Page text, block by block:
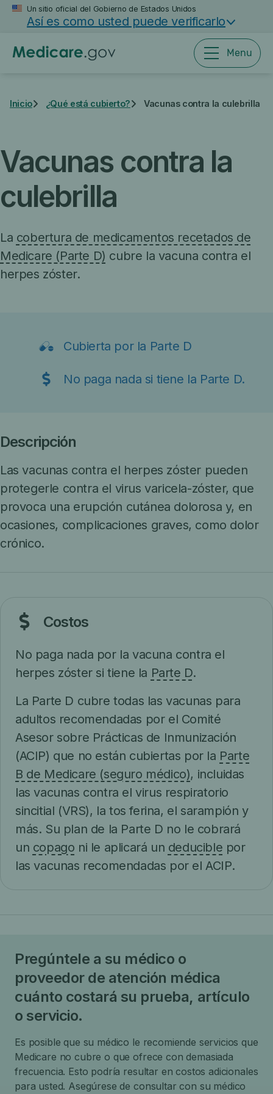
Saltar
principal
Un sitio oficial del Gobierno de Estados Unidos
Así es como usted puede verificarlo
Menu
Inicio ¿Qué está cubierto? Vacunas contra la culebrilla
Vacunas contra la
culebrilla
La cobertura de medicamentos recetados de
Medicare (Parte D) cubre la vacuna contra el
herpes zóster.
Cubierta por la Parte D
No paga nada si tiene la Parte D.
Descripción
Las vacunas contra el herpes zóster pueden
protegerle contra el virus varicela-zóster, que
provoca una erupción cutánea dolorosa y, en
ocasiones, complicaciones graves, como dolor
crónico.
Costos
No paga nada por la vacuna contra el
herpes zóster si tiene la Parte D.
La Parte D cubre todas las vacunas para
adultos recomendadas por el Comité
Asesor sobre Prácticas de Inmunización
(ACIP) que no están cubiertas por la Parte
B de Medicare (seguro médico), incluidas
las vacunas contra el virus respiratorio
sincitial (VRS), la tos ferina, el sarampión y
más. Su plan de la Parte D no le cobrará
un copago ni le aplicará un deducible por
las vacunas recomendadas por el ACIP.
Pregúntele a su médico o
proveedor de atención médica
cuánto costará su prueba, artículo
o servicio.
Es posible que su médico le recomiende servicios que
Medicare no cubre o que ofrece con demasiada
frecuencia. Esto podría resultar en costos adicionales
para usted. Asegúrese de consultar con su médico